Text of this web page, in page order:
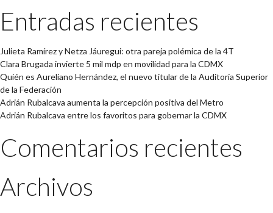
Entradas recientes
Julieta Ramírez y Netza Jáuregui: otra pareja polémica de la 4T
Clara Brugada invierte 5 mil mdp en movilidad para la CDMX
Quién es Aureliano Hernández, el nuevo titular de la Auditoría Superior
de la Federación
Adrián Rubalcava aumenta la percepción positiva del Metro
Adrián Rubalcava entre los favoritos para gobernar la CDMX
Comentarios recientes
Archivos